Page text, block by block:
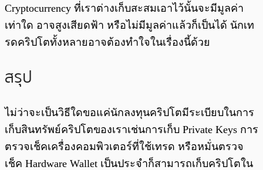
Cryptocurrency ที่เราต่างเก็บสะสมเอาไว้นั้นจะมีมูลค่า
เท่าใด อาจสูงเสียดฟ้า หรือไม่มีมูลค่าแล้วก็เป็นได้ นักเท
รดคริปโตทั้งหลายอาจต้องทำใจในเรื่องนี้ด้วย
สรุป
ไม่ว่าจะเป็นวิธีใดขอแค่นักลงทุนคริปโตมีระเบียบในการ
เก็บสินทรัพย์คริปโตของเราเช่นการเก็บ Private Keys การ
ตรวจเช็คเครื่องคอมพิวเตอร์ที่ใช้เทรด หรือหมั่นตรวจ
เช็ค Hardware Wallet เป็นประจำก็สามารถเก็บคริปโตใน